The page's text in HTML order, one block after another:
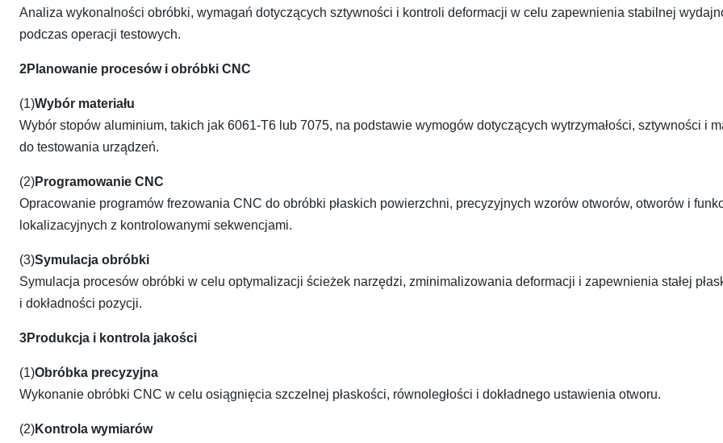
Analiza wykonalności obróbki, wymagań dotyczących sztywności i kontroli deformacji w celu zapewnienia stabilnej
podczas operacji testowych.
2Planowanie procesów i obróbki CNC
(1)Wybór materiału
Wybór stopów aluminium, takich jak 6061-T6 lub 7075, na podstawie wymogów dotyczących wytrzymałości, sztywności i
do testowania urządzeń.
(2)Programowanie CNC
Opracowanie programów frezowania CNC do obróbki płaskich powierzchni, precyzyjnych wzorów otworów, otworów i
lokalizacyjnych z kontrolowanymi sekwencjami.
(3)Symulacja obróbki
Symulacja procesów obróbki w celu optymalizacji ścieżek narzędzi, zminimalizowania deformacji i zapewnienia stałej
i dokładności pozycji.
3Produkcja i kontrola jakości
(1)Obróbka precyzyjna
Wykonanie obróbki CNC w celu osiągnięcia szczelnej płaskości, równoległości i dokładnego ustawienia otworu.
(2)Kontrola wymiarów